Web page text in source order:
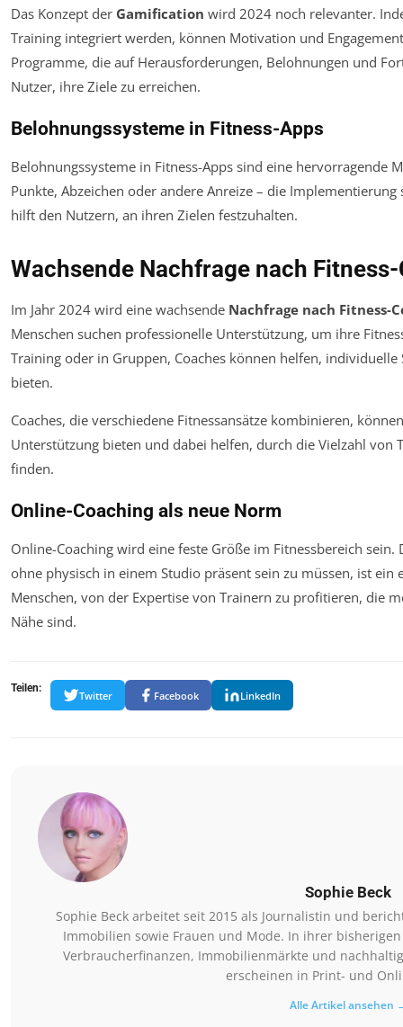
Das Konzept der Gamification wird 2024 noch relevanter.
Training integriert werden, können Motivation und
Programme, die auf Herausforderungen, Belohnungen und
Nutzer, ihre Ziele zu erreichen.
Belohnungssysteme in Fitness-Apps
Belohnungssysteme in Fitness-Apps sind eine hervorragende
Punkte, Abzeichen oder andere Anreize – die
hilft den Nutzern, an ihren Zielen festzuhalten.
Wachsende Nachfrage nach
Im Jahr 2024 wird eine wachsende Nachfrage nach Fitness-
Menschen suchen professionelle Unterstützung, um ihre
Training oder in Gruppen, Coaches können helfen,
bieten.
Coaches, die verschiedene Fitnessansätze kombinieren,
Unterstützung bieten und dabei helfen, durch die Vielzahl von
finden.
Online-Coaching als neue Norm
Online-Coaching wird eine feste Größe im Fitnessbereich
ohne physisch in einem Studio präsent sein zu müssen, ist
Menschen, von der Expertise von Trainern zu profitieren, die
Nähe sind.
Teilen:
Twitter Facebook LinkedIn
Sophie Beck
Sophie Beck arbeitet seit 2015 als Journalistin und
Immobilien sowie Frauen und Mode. In ihrer
Verbraucherfinanzen, Immobilienmärkte und
erscheinen in Print- und
Alle Artikel ansehen